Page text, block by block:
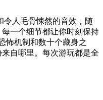
令人毛骨悚然的音效，随
一个细节都让你时刻保持
怖机制和数十个藏身之
自哪里。每次游玩都是全